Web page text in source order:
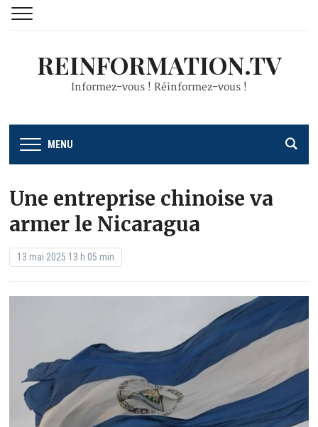
REINFORMATION.TV
Informez-vous ! Réinformez-vous !
MENU
Une entreprise chinoise va
armer le Nicaragua
13 mai 2025 13 h 05 min